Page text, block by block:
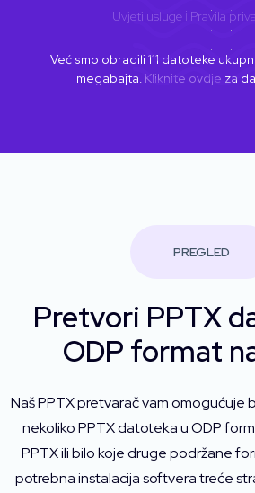
Uvjeti uslugei Pravila
Već smo obradili 111 datoteke
megabajta. Kliknite ovdje za
PREGLED
Pretvori PPTX
ODP format
Naš PPTX pretvarač vam omogućuje
nekoliko PPTX datoteka u ODP
PPTX ili bilo koje druge podržane
potrebna instalacija softvera treće